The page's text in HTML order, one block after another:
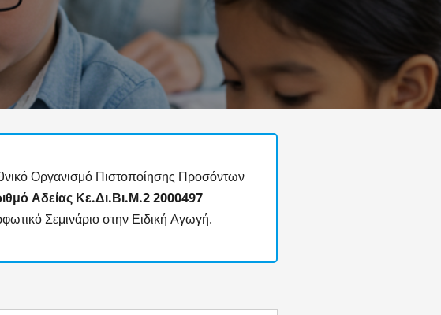
Οργανισμό Πιστοποίησης Προσόντων
Αδείας Κε.Δι.Βι.Μ.22000497
Σεμινάριο στην Ειδική Αγωγή.